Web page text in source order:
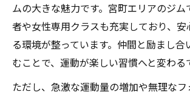
ムの大きな魅力です。宮町エリアのジ
者や女性専用クラスも充実しており、安
る環境が整っています。仲間と励まし合
むことで、運動が楽しい習慣へと変わる
ただし、急激な運動量の増加や無理な